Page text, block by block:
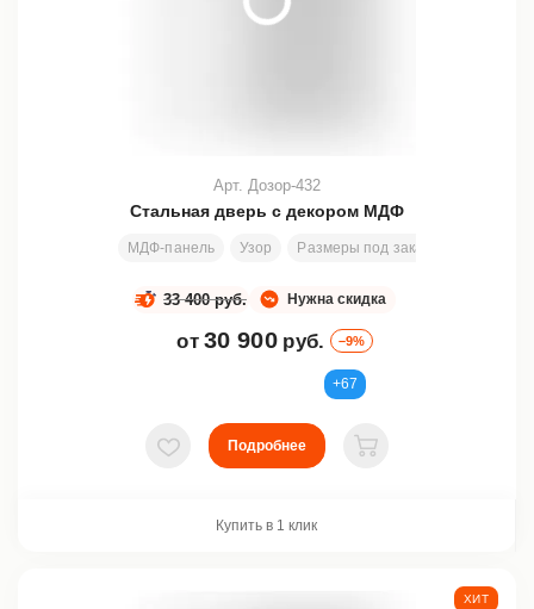
Стальная дверь с декором МДФ
МДФ-панель Узор Размеры под заказ
Арт. Дозор-432
Нужна скидка
33 400 руб.
от 30 900 руб. –9%
+67
В избранное
Подробнее
В корзину
Купить в 1 клик
ХИТ